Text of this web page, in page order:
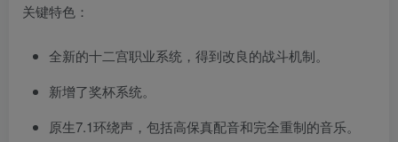
关键特色：
全新的十二宫职业系统，得到改良的战斗机制。
新增了奖杯系统。
原生7.1环绕声，包括高保真配音和完全重制的音乐。